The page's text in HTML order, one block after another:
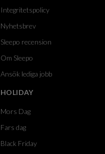
Integritetspolicy
Nyhetsbrev
Sleepo recension
Om Sleepo
Ansök lediga jobb
HOLIDAY
Mors Dag
Fars dag
Black Friday